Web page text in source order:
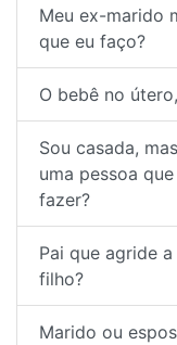
Meu ex-marido
que eu faço?
O bebê no
Sou casada,
uma pessoa
fazer?
Pai que agride
filho?
Marido ou